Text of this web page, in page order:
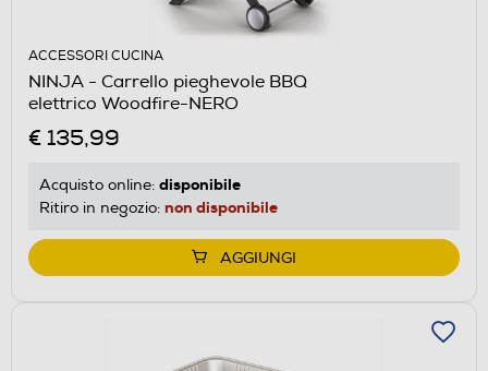
ACCESSORI CUCINA
NINJA - Carrello pieghevole BBQ
elettrico Woodfire-NERO
€ 135,99
Acquisto online: disponibile
Ritiro in negozio: non disponibile
AGGIUNGI